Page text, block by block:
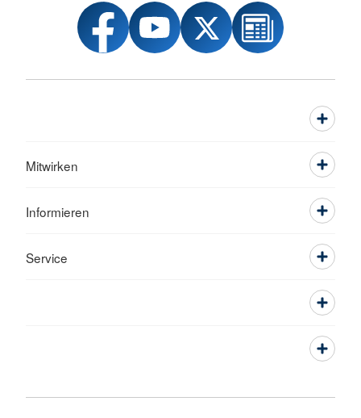
Mitwirken
Informieren
Service